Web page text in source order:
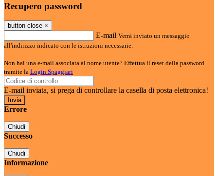
Recupero password
button close ×
E-mail Verrà inviato un messaggio
all'indirizzo indicato con le istruzioni necessarie.
Non hai una e-mail associata al nome utente? Effettua il reset della password
tramite la Login Spaggiari
E-mail inviata, si prega di controllare la casella di posta elettronica!
Errore
Chiudi
Successo
Chiudi
Informazione